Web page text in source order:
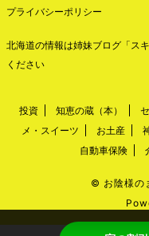
プライバシーポリシー
北海道の情報は姉妹ブログ「ス
ください
投資 知恵の蔵（本）
メ・スイーツ
お土産
自動車保険
© お陰様の